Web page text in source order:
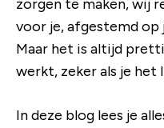
zorgen te maken, wij
voor je, afgestemd op
Maar het is altijd
werkt, zeker als je het
In deze blog lees je